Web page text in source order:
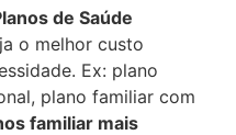
de Saúde
o melhor custo
Ex: plano
plano familiar com
familiar mais